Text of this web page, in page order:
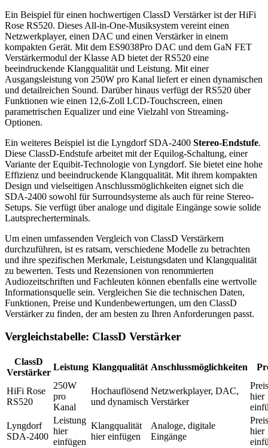
Ein Beispiel für einen hochwertigen ClassD Verstärker ist der HiFi
Rose RS520. Dieses All-in-One-Musiksystem vereint einen
Netzwerkplayer, einen DAC und einen Verstärker in einem
kompakten Gerät. Mit dem ES9038Pro DAC und dem GaN FET
Verstärkermodul der Klasse AD bietet der RS520 eine
beeindruckende Klangqualität und Leistung. Mit einer
Ausgangsleistung von 250W pro Kanal liefert er einen dynamischen
und detailreichen Sound. Darüber hinaus verfügt der RS520 über
Funktionen wie einen 12,6-Zoll LCD-Touchscreen, einen
parametrischen Equalizer und eine Vielzahl von Streaming-
Optionen.
Ein weiteres Beispiel ist die Lyngdorf SDA-2400 Stereo-Endstufe.
Diese ClassD-Endstufe arbeitet mit der Equilog-Schaltung, einer
Variante der Equibit-Technologie von Lyngdorf. Sie bietet eine hohe
Effizienz und beeindruckende Klangqualität. Mit ihrem kompakten
Design und vielseitigen Anschlussmöglichkeiten eignet sich die
SDA-2400 sowohl für Surroundsysteme als auch für reine Stereo-
Setups. Sie verfügt über analoge und digitale Eingänge sowie solide
Lautsprecherterminals.
Um einen umfassenden Vergleich von ClassD Verstärkern
durchzuführen, ist es ratsam, verschiedene Modelle zu betrachten
und ihre spezifischen Merkmale, Leistungsdaten und Klangqualität
zu bewerten. Tests und Rezensionen von renommierten
Audiozeitschriften und Fachleuten können ebenfalls eine wertvolle
Informationsquelle sein. Vergleichen Sie die technischen Daten,
Funktionen, Preise und Kundenbewertungen, um den ClassD
Verstärker zu finden, der am besten zu Ihren Anforderungen passt.
Vergleichstabelle: ClassD Verstärker
ClassD
Verstärker
Leistung Klangqualität Anschlussmöglichkeiten
HiFi Rose
RS520
250W
pro
Kanal
Hochauflösend
und dynamisch
Netzwerkplayer, DAC,
Verstärker
Preis
hier
Lyngdorf
SDA-2400
Leistung
hier
einfügen
Klangqualität
hier einfügen
Analoge, digitale
Eingänge
Preis
hier